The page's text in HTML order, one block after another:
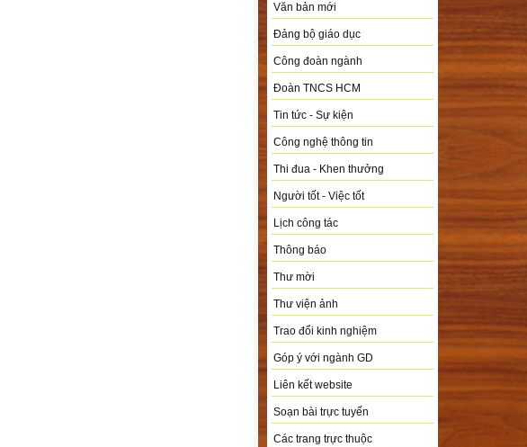
Văn bản mới
Đảng bộ giáo dục
Công đoàn ngành
Đoàn TNCS HCM
Tin tức - Sự kiện
Công nghệ thông tin
Thi đua - Khen thưởng
Người tốt - Việc tốt
Lịch công tác
Thông báo
Thư mời
Thư viện ảnh
Trao đổi kinh nghiệm
Góp ý với ngành GD
Liên kết website
Soạn bài trực tuyến
Các trang trực thuộc